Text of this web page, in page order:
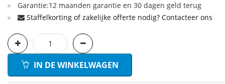
Garantie:12 maanden garantie en 30 dagen geld terug
Staffelkorting of zakelijke offerte nodig? Contacteer ons
IN DE WINKELWAGEN